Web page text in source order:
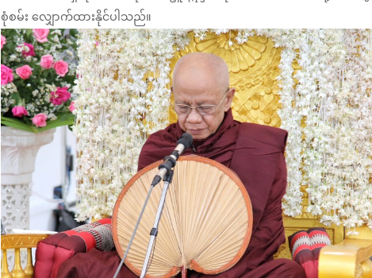
စုံစမ်း လျှောက်ထားနိုင်ပါသည်။